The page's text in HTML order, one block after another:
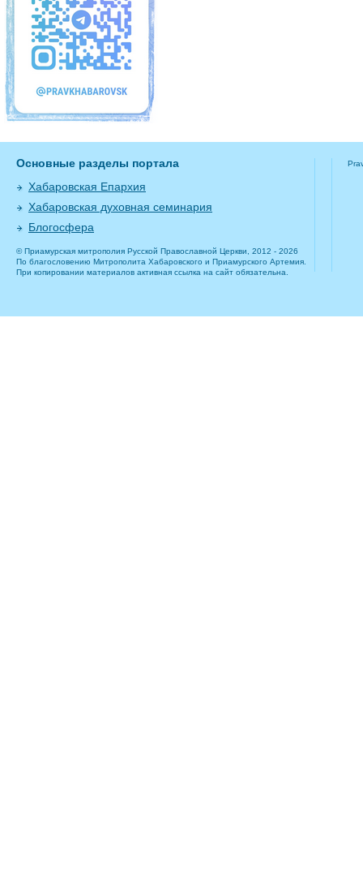
Основные разделы портала
Хабаровская Епархия
Хабаровская духовная семинария
Блогосфера
© Приамурская митрополия Русской Православной Церкви, 2012 - 2026
По благословению Митрополита Хабаровского и Приамурского Артемия.
При копировании материалов активная ссылка на сайт обязательна.